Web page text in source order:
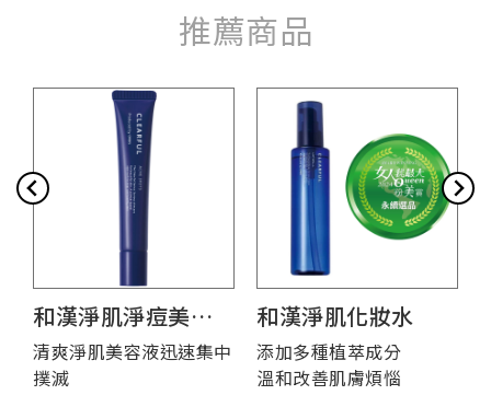
推薦商品
和漢淨肌淨痘美容
液
清爽淨肌美容液迅速集中
撲滅
和漢淨肌化妝水
添加多種植萃成分
溫和改善肌膚煩惱